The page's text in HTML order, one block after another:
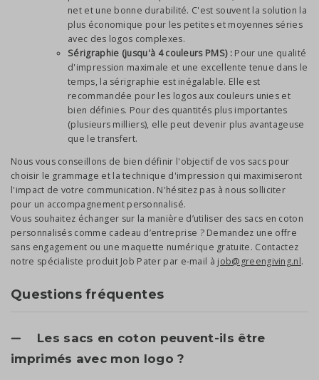
net et une bonne durabilité. C'est souvent la solution la
plus économique pour les petites et moyennes séries
avec des logos complexes.
Sérigraphie (jusqu'à 4 couleurs PMS) :Pour une qualité
d'impression maximale et une excellente tenue dans le
temps, la sérigraphie est inégalable. Elle est
recommandée pour les logos aux couleurs unies et
bien définies. Pour des quantités plus importantes
(plusieurs milliers), elle peut devenir plus avantageuse
que le transfert.
Nous vous conseillons de bien définir l'objectif de vos sacs pour
choisir le grammage et la technique d'impression qui maximiseront
l'impact de votre communication. N'hésitez pas à nous solliciter
pour un accompagnement personnalisé.
Vous souhaitez échanger sur la manière d’utiliser des sacs en coton
personnalisés comme cadeau d’entreprise ? Demandez une offre
sans engagement ou une maquette numérique gratuite. Contactez
notre spécialiste produit Job Pater par e-mail à job@greengiving.nl.
Questions fréquentes
Les sacs en coton peuvent-ils être
imprimés avec mon logo ?